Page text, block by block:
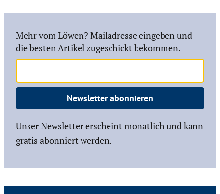
Mehr vom Löwen? Mailadresse eingeben und
die besten Artikel zugeschickt bekommen.
Newsletter abonnieren
Unser Newsletter erscheint monatlich und kann
gratis abonniert werden.